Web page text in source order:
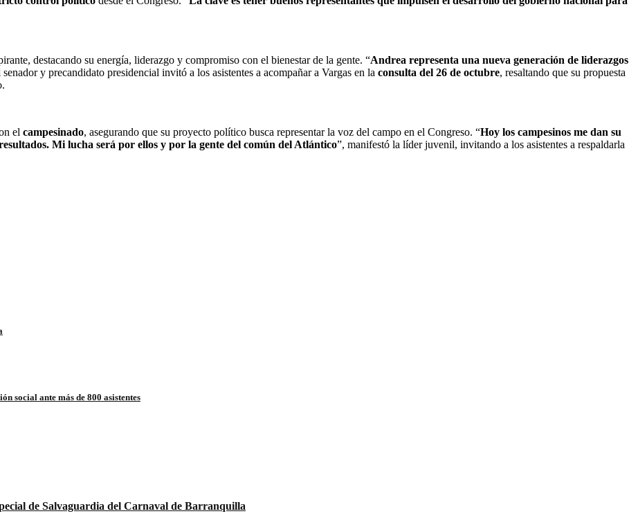
destacando su energía, liderazgo y compromiso con el bienestar de la gente. “Andrea representa una nueva generación de liderazgos
y precandidato presidencial invitó a los asistentes a acompañar a Vargas en la consulta del 26 de octubre, resaltando que su propuesta
el campesinado, asegurando que su proyecto político busca representar la voz del campo en el Congreso. “Hoy los campesinos me dan su
Mi lucha será por ellos y por la gente del común del Atlántico”, manifestó la líder juvenil, invitando a los asistentes a respaldarla
social ante más de 800 asistentes
de Salvaguardia del Carnaval de Barranquilla